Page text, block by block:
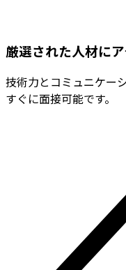
厳選された人材に
技術力とコミュニケー
すぐに面接可能です。